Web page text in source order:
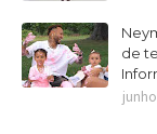
de